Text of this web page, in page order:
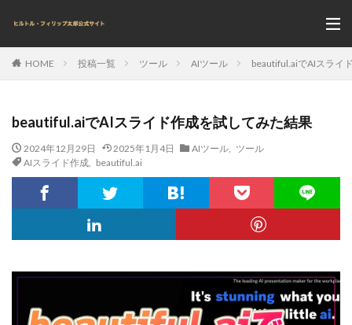
HOME 投稿一覧 ツール AIツール beautiful.aiでAIスライ
beautiful.aiでAIスライド作成を試してみた結果
2024年12月29日 2025年1月4日 AIツール,
ツール
AIスライド作成
beautiful.ai